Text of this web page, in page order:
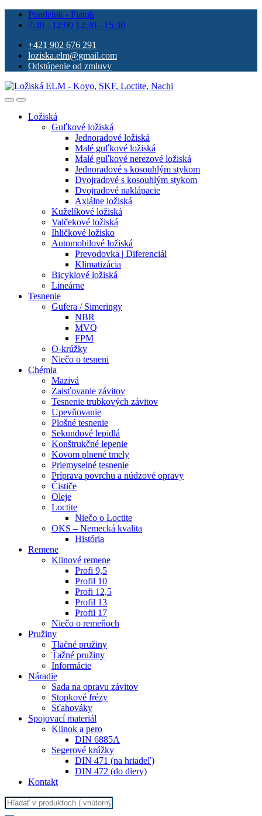
Pondelok - Piatok
7:30 - 12:00 12:30 - 15:30
+421 902 676 291
loziska.elm@gmail.com
Odstúpenie od zmluvy
Ložiská
Guľkové ložiská
Jednoradové ložiská
Malé guľkové ložiská
Malé guľkové nerezové ložiská
Jednoradové s kosouhlým stykom
Dvojradové s kosouhlým stykom
Dvojradové naklápacie
Axiálne ložiská
Kuželíkové ložiská
Valčekové ložiská
Ihličkové ložisko
Automobilové ložiská
Prevodovka | Diferenciál
Klimatizácia
Bicyklové ložiská
Lineárne
Tesnenie
Gufera / Simeringy
NBR
MVQ
FPM
O-krúžky
Niečo o tesneni
Chémia
Mazivá
Zaisťovanie závitov
Tesnenie trubkových závitov
Upevňovanie
Plošné tesnenie
Sekundové lepidlá
Konštrukčné lepenie
Kovom plnené tmely
Priemyselné tesnenie
Príprava povrchu a núdzové opravy
Čističe
Oleje
Loctite
Niečo o Loctite
OKS – Nemecká kvalita
História
Remene
Klinové remene
Profi 9,5
Profil 10
Profi 12,5
Profil 13
Profil 17
Niečo o remeňoch
Pružiny
Tlačné pružiny
Ťažné pružiny
Informácie
Náradie
Sada na opravu závitov
Stopkové frézy
Sťahováky
Spojovací materiál
Klinok a pero
DIN 6885A
Segerové krúžky
DIN 471 (na hriadeľ)
DIN 472 (do diery)
Kontakt
Search
for: